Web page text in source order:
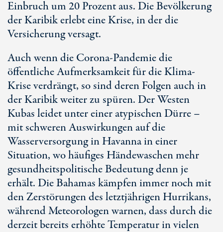
Einbruch um 20 Prozent aus. Die Bevölkerung
der Karibik erlebt eine Krise, in der die
Versicherung versagt.
Auch wenn die Corona-Pandemie die
öffentliche Aufmerksamkeit für die Klima-
Krise verdrängt, so sind deren Folgen auch in
der Karibik weiter zu spüren. Der Westen
Kubas leidet unter einer atypischen Dürre –
mit schweren Auswirkungen auf die
Wasserversorgung in Havanna in einer
Situation, wo häufiges Händewaschen mehr
gesundheitspolitische Bedeutung denn je
erhält. Die Bahamas kämpfen immer noch mit
den Zerstörungen des letztjährigen Hurrikans,
während Meteorologen warnen, dass durch die
derzeit bereits erhöhte Temperatur in vielen